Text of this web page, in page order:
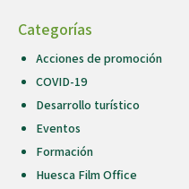
Categorías
Acciones de promoción
COVID-19
Desarrollo turístico
Eventos
Formación
Huesca Film Office